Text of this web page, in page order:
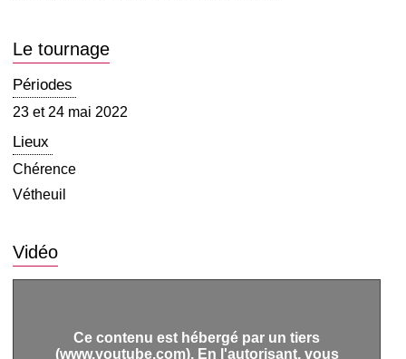
Le tournage
Périodes
23 et 24 mai 2022
Lieux
Chérence
Vétheuil
Vidéo
Ce contenu est hébergé par un tiers
(www.youtube.com). En l'autorisant, vous